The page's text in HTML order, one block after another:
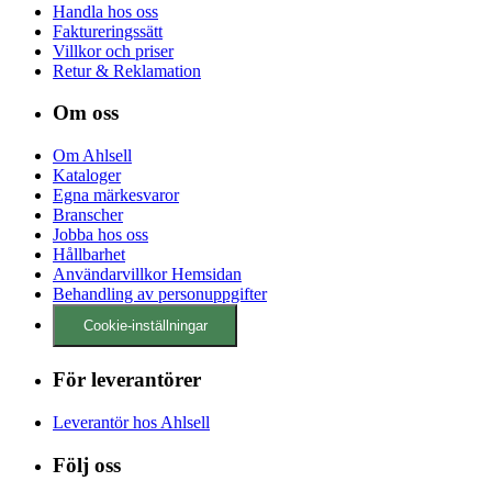
Handla hos oss
Faktureringssätt
Villkor och priser
Retur & Reklamation
Om oss
Om Ahlsell
Kataloger
Egna märkesvaror
Branscher
Jobba hos oss
Hållbarhet
Användarvillkor Hemsidan
Behandling av personuppgifter
Cookie-inställningar
För leverantörer
Leverantör hos Ahlsell
Följ oss